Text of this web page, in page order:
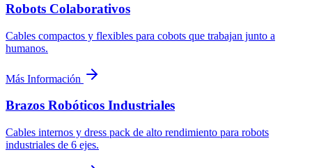
Robots Colaborativos
Cables compactos y flexibles para cobots que trabajan junto a
humanos.
Más Información
Brazos Robóticos Industriales
Cables internos y dress pack de alto rendimiento para robots
industriales de 6 ejes.